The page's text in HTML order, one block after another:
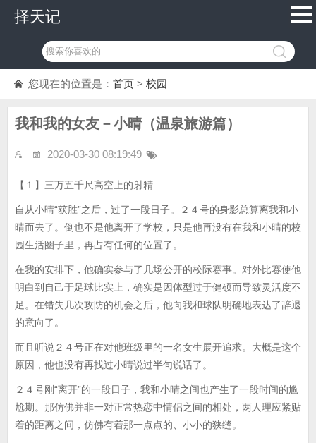
择天记
您现在的位置是： 首页 > 校园
我和我的女友－小晴（温泉旅游篇）
2020-03-30 08:19:49
【１】三万五千尺高空上的射精
自从小晴“获胜”之后，过了一段日子。２４号的身影总算离我和小
晴而去了。倒也不是他离开了学校，只是他再没有在我和小晴的校
园生活圈子里，再占有任何的位置了。
在我的安排下，他确实参与了几场公开的校际赛事。对外比赛使他
明白到自己于足球比实上，确实是因体型过于健硕而导致灵活度不
足。在错失几次攻防的机会之后，他向我和球队明确地表达了辞退
的意向了。
而且听说２４号正在对他班级里的一名女生展开追求。大概是这个
原因，他也没有再找过小晴说过半句说话了。
２４号刚“离开”的一段日子，我和小晴之间也产生了一段时间的尴
尬期。那仿佛并非一对正常热恋中情侣之间的相处，两人理应紧贴
着的距离之间，仿佛有着那一点点的、小小的狭缝。